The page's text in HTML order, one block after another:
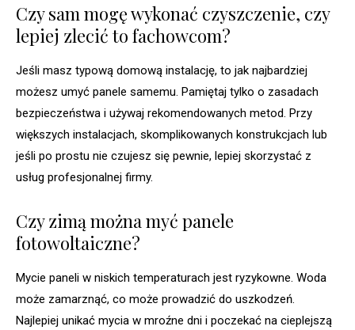
Czy sam mogę wykonać czyszczenie, czy
lepiej zlecić to fachowcom?
Jeśli masz typową domową instalację, to jak najbardziej
możesz umyć panele samemu. Pamiętaj tylko o zasadach
bezpieczeństwa i używaj rekomendowanych metod. Przy
większych instalacjach, skomplikowanych konstrukcjach lub
jeśli po prostu nie czujesz się pewnie, lepiej skorzystać z
usług profesjonalnej firmy.
Czy zimą można myć panele
fotowoltaiczne?
Mycie paneli w niskich temperaturach jest ryzykowne. Woda
może zamarznąć, co może prowadzić do uszkodzeń.
Najlepiej unikać mycia w mroźne dni i poczekać na cieplejszą